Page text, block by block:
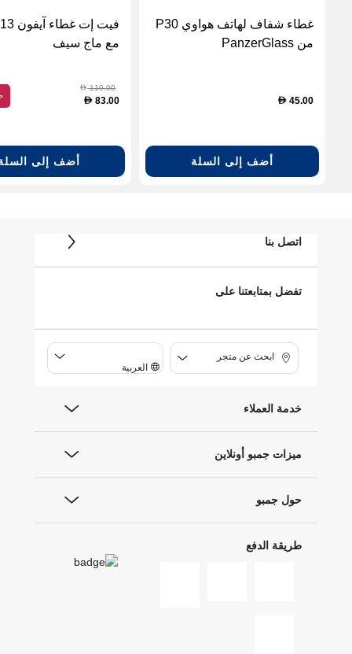
غطاء شفاف لهاتف هواوي P30
من PanzerGlass
D 45.00
أضف إلى السلة
مع ماج سيف
D119.00
D 83.00
أضف إلى
اتصل بنا
تفضل بمتابعتنا على
ابحث عن متجر
العربية
خدمة العملاء
ميزات جمبو أونلاين
حول جمبو
طريقة الدفع